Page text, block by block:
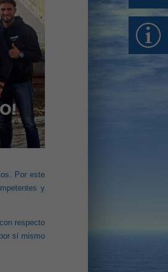
Por este
y
respecto
sí mismo